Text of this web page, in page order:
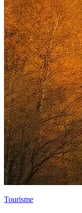
Tourisme